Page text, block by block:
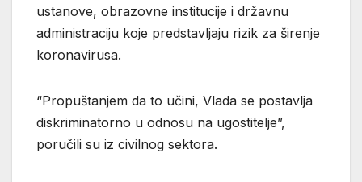
ustanove, obrazovne institucije i državnu
administraciju koje predstavljaju rizik za širenje
koronavirusa.
“Propuštanjem da to učini, Vlada se postavlja
diskriminatorno u odnosu na ugostitelje”,
poručili su iz civilnog sektora.